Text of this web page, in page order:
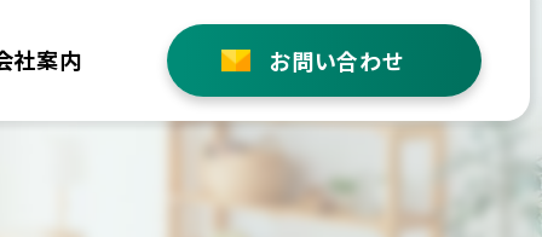
社案内 お問い合わせ